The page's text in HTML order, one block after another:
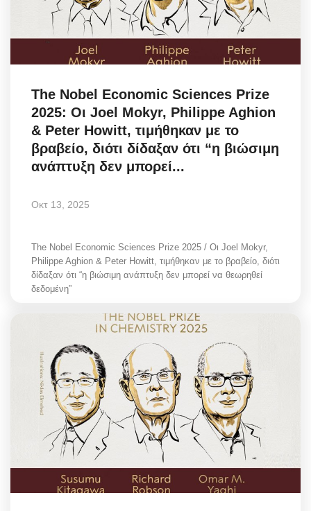
The Nobel Economic Sciences Prize
2025: Οι Joel Mokyr, Philippe Aghion
& Peter Howitt, τιμήθηκαν με το
βραβείο, διότι δίδαξαν ότι “η βιώσιμη
ανάπτυξη δεν μπορεί...
Οκτ 13, 2025
The Nobel Economic Sciences Prize 2025 / Οι Joel Mokyr,
Philippe Aghion & Peter Howitt, τιμήθηκαν με το βραβείο, διότι
δίδαξαν ότι “η βιώσιμη ανάπτυξη δεν μπορεί να θεωρηθεί
δεδομένη”